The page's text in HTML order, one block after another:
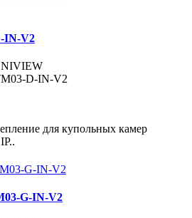
IN-V2
D-IN-V2
для купольных камер
G-IN-V2